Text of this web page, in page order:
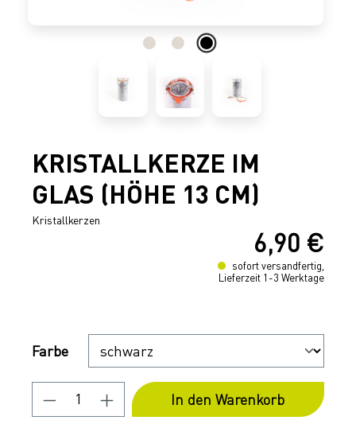
KRISTALLKERZE IM
GLAS (HÖHE 13 CM)
Kristallkerzen
6,90 €
sofort versandfertig,
Lieferzeit 1-3 Werktage
FarbeAuswählen
Produkt Anzahl: Gib den
In den Warenkorb